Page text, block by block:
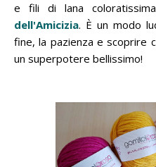
e fili di lana
dell'Amicizia. È un modo
fine, la pazienza e scoprire
un superpotere bellissimo!